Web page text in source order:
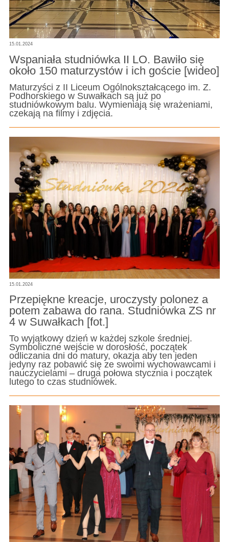
15.01.2024
Wspaniała studniówka II LO. Bawiło się
około 150 maturzystów i ich goście [wideo]
Maturzyści z II Liceum Ogólnokształcącego im. Z.
Podhorskiego w Suwałkach są już po
studniówkowym balu. Wymieniają się wrażeniami,
czekają na filmy i zdjęcia.
15.01.2024
Przepiękne kreacje, uroczysty polonez a
potem zabawa do rana. Studniówka ZS nr
4 w Suwałkach [fot.]
To wyjątkowy dzień w każdej szkole średniej.
Symboliczne wejście w dorosłość, początek
odliczania dni do matury, okazja aby ten jeden
jedyny raz pobawić się ze swoimi wychowawcami i
nauczycielami – druga połowa stycznia i początek
lutego to czas studniówek.